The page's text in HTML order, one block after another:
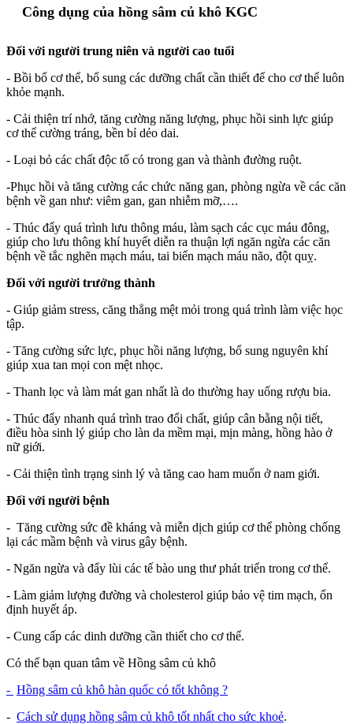
Công dụng của hồng sâm củ khô KGC
Đối với người trung niên và người cao tuổi
- Bồi bổ cơ thể, bổ sung các dưỡng chất cần thiết để cho cơ thể luôn
khỏe mạnh.
- Cải thiện trí nhớ, tăng cường năng lượng, phục hồi sinh lực giúp
cơ thể cường tráng, bền bỉ dẻo dai.
- Loại bỏ các chất độc tố có trong gan và thành đường ruột.
-Phục hồi và tăng cường các chức năng gan, phòng ngừa về các căn
bệnh về gan như: viêm gan, gan nhiễm mỡ,….
- Thúc đẩy quá trình lưu thông máu, làm sạch các cục máu đông,
giúp cho lưu thông khí huyết diễn ra thuận lợi ngăn ngừa các căn
bệnh về tắc nghẽn mạch máu, tai biến mạch máu não, đột quỵ.
Đối với người trưởng thành
- Giúp giảm stress, căng thẳng mệt mỏi trong quá trình làm việc học
tập.
- Tăng cường sức lực, phục hồi năng lượng, bổ sung nguyên khí
giúp xua tan mọi con mệt nhọc.
- Thanh lọc và làm mát gan nhất là do thường hay uống rượu bia.
- Thúc đẩy nhanh quá trình trao đổi chất, giúp cân bằng nội tiết,
điều hòa sinh lý giúp cho làn da mềm mại, mịn màng, hồng hào ở
nữ giới.
- Cải thiện tình trạng sinh lý và tăng cao ham muốn ở nam giới.
Đối với người bệnh
- Tăng cường sức đề kháng và miễn dịch giúp cơ thể phòng chống
lại các mầm bệnh và virus gây bệnh.
- Ngăn ngừa và đẩy lùi các tế bào ung thư phát triển trong cơ thể.
- Làm giảm lượng đường và cholesterol giúp bảo vệ tim mạch, ổn
định huyết áp.
- Cung cấp các dinh dưỡng cần thiết cho cơ thể.
Có thể bạn quan tâm về Hồng sâm củ khô
- Hồng sâm củ khô hàn quốc có tốt không ?
- Cách sử dụng hồng sâm củ khô tốt nhất cho sức khoẻ.